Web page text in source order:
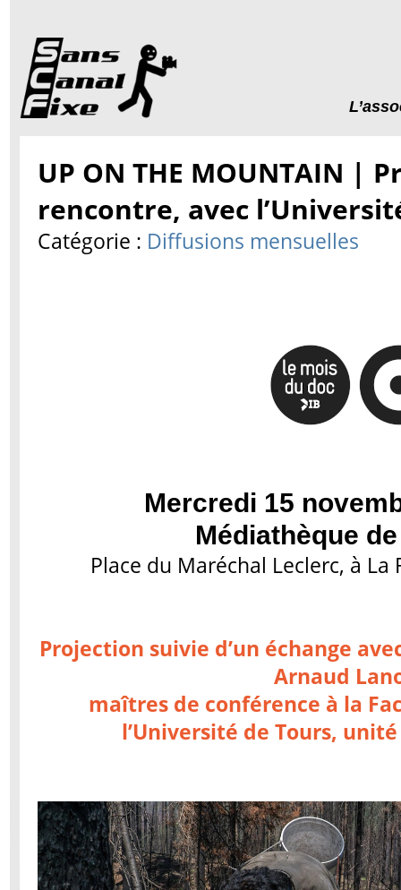
UP ON THE MOUNTAIN |
rencontre, avec
Catégorie : Diffusions mensuelles
Mercredi 15
Médiathèque
Place du Maréchal Leclerc, à
Projection suivie d’un échange
Arnaud
maîtres de conférence à la
l’Université de Tours,